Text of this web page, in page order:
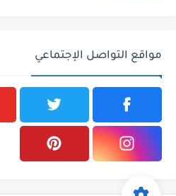
مواقع التواصل الإجتماعي